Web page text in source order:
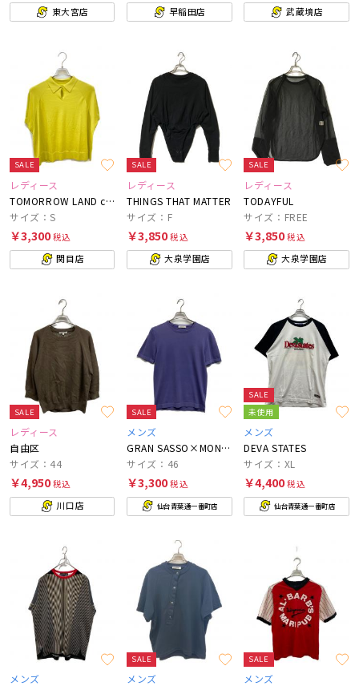
東大宮店
早稲田店
武蔵境店
SALE
レディース
TOMORROW LAND collection
サイズ：S
￥3,300税込
関目店
SALE
レディース
THINGS THAT MATTER
サイズ：F
￥3,850税込
大泉学園店
SALE
レディース
TODAYFUL
サイズ：FREE
￥3,850税込
大泉学園店
SALE
レディース
自由区
サイズ：44
￥4,950税込
川口店
SALE
メンズ
GRAN SASSO×MONSIEUR NICOLE
サイズ：46
￥3,300税込
仙台青葉通一番町店
SALE
未使用
メンズ
DEVA STATES
サイズ：XL
￥4,400税込
仙台青葉通一番町店
メンズ
SALE
メンズ
SALE
メンズ